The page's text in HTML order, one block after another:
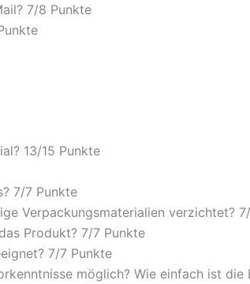
7/8 Punkte
13/15 Punkte
7/7 Punkte
Verpackungsmaterialien verzichtet? 7/
Produkt? 7/7 Punkte
7/7 Punkte
möglich? Wie einfach ist